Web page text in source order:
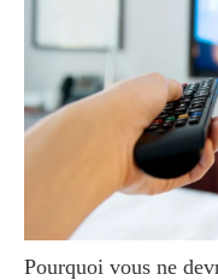
Pourquoi vous ne